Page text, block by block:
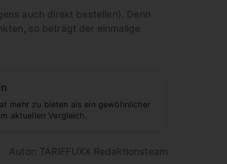
auch direkt bestellen). Denn
so beträgt der einmalige
mehr zu bieten als ein gewöhnlicher
aktuellen Vergleich.
Autor: TARIFFUXX Redaktionsteam